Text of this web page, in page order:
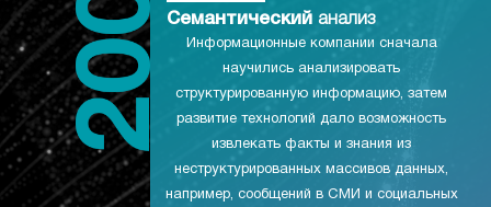
Семантический анализ
Информационные компании сначала
научились анализировать
структурированную информацию, затем
развитие технологий дало возможность
извлекать факты и знания из
неструктурированных массивов данных,
например, сообщений в СМИ и социальных